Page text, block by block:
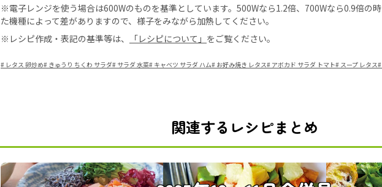
※電子レンジを使う場合は600Wのものを基準としています。500Wなら1.2倍、700Wなら0.9倍の
た機種によって差がありますので、様子をみながら加熱してください。
※レシピ作成・表記の基準等は、
「レシピについて」 をご覧ください。
# レタス 卵炒め# きゅうり ちくわ サラダ# サラダ 水菜# キャベツ サラダ ハム# お好み焼き レタス# アボカド サラダ トマト# スープ レタス#
関連するレシピまとめ